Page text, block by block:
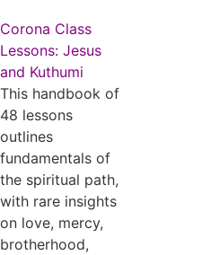
Corona Class
Lessons: Jesus
and Kuthumi
This handbook of
48 lessons
outlines
fundamentals of
the spiritual path,
with rare insights
on love, mercy,
brotherhood,